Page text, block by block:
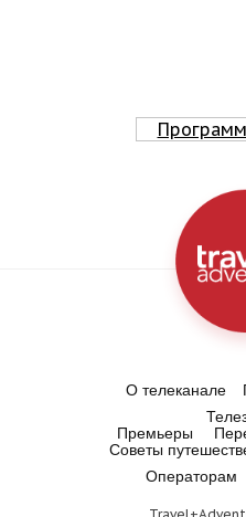
О телеканале
Премьеры
Советы
Операторам